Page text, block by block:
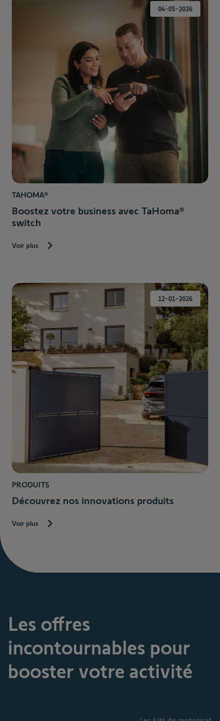
04-05-2026
TAHOMA®
Boostez votre business avec TaHoma®
switch
Voir plus
12-01-2026
PRODUITS
Découvrez nos innovations produits
Voir plus
Les offres
incontournables pour
booster votre activité